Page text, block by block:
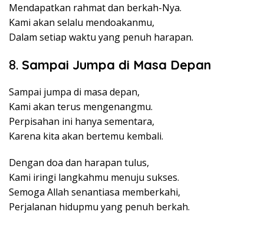
Mendapatkan rahmat dan berkah-Nya.
Kami akan selalu mendoakanmu,
Dalam setiap waktu yang penuh harapan.
8. Sampai Jumpa di Masa Depan
Sampai jumpa di masa depan,
Kami akan terus mengenangmu.
Perpisahan ini hanya sementara,
Karena kita akan bertemu kembali.
Dengan doa dan harapan tulus,
Kami iringi langkahmu menuju sukses.
Semoga Allah senantiasa memberkahi,
Perjalanan hidupmu yang penuh berkah.